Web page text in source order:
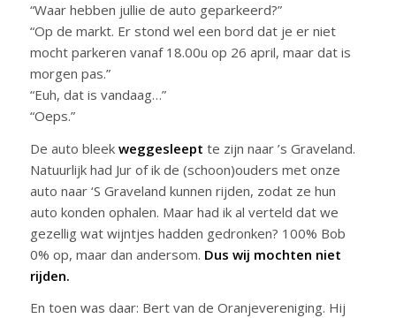
“Waar hebben jullie de auto geparkeerd?”
“Op de markt. Er stond wel een bord dat je er niet
mocht parkeren vanaf 18.00u op 26 april, maar dat is
morgen pas.”
“Euh, dat is vandaag…”
“Oeps.”
De auto bleek weggesleept te zijn naar ’s Graveland.
Natuurlijk had Jur of ik de (schoon)ouders met onze
auto naar ‘S Graveland kunnen rijden, zodat ze hun
auto konden ophalen. Maar had ik al verteld dat we
gezellig wat wijntjes hadden gedronken? 100% Bob
0% op, maar dan andersom. Dus wij mochten niet
rijden.
En toen was daar: Bert van de Oranjevereniging. Hij